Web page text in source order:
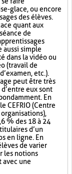
glace, ou encore
des élèves.
quant aux
de
aussi simple
dans la vidéo ou
(travail de
etc.).
peut être très
eux sont
En
CEFRIO (Centre
% des 18 à 24
d’un
en ligne. En
de varier
les notions
avec une